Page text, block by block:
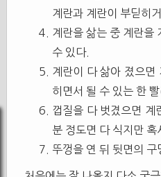
계란과 계란이 부딛히
계란을 삶는 중 계란을
수 있다.
계란이 다 삶아 졌으면
히면서 될 수 있는 한
껍질을 다 벗겼으면 계
분 정도면 다 식지만
뚜껑을 연 뒤 뒷면의 구